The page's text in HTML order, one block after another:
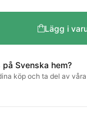
Lägg i
Svenska hem?
köp och ta del av våra